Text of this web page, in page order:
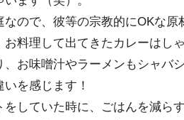
なので、彼等の宗教的にOKな原
お料理して出てきたカレーはし
、お味噌汁やラーメンもシャバ
を感じます！
をしていた時に、ごはんを減ら